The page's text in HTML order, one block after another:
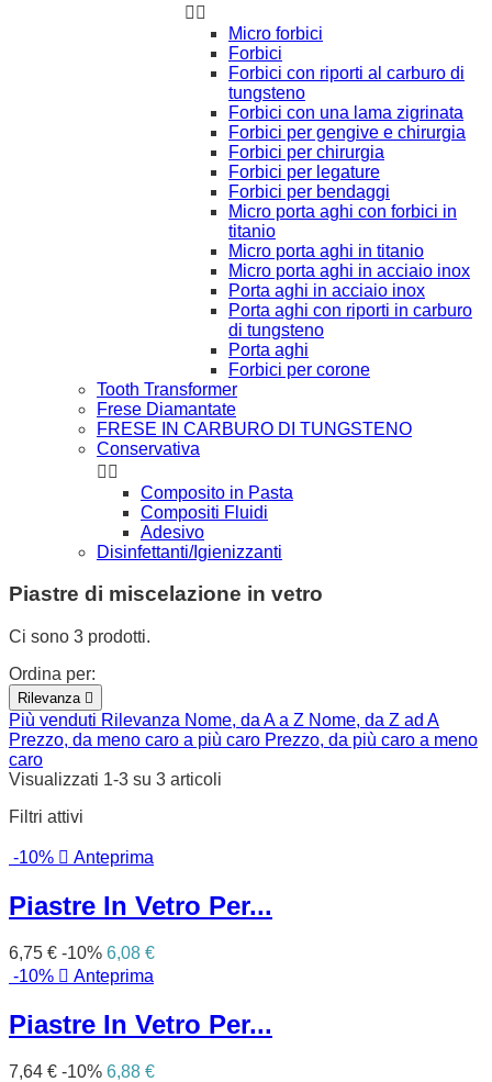
 
Micro forbici
Forbici
Forbici con riporti al carburo di
tungsteno
Forbici con una lama zigrinata
Forbici per gengive e chirurgia
Forbici per chirurgia
Forbici per legature
Forbici per bendaggi
Micro porta aghi con forbici in
titanio
Micro porta aghi in titanio
Micro porta aghi in acciaio inox
Porta aghi in acciaio inox
Porta aghi con riporti in carburo
di tungsteno
Porta aghi
Forbici per corone
Tooth Transformer
Frese Diamantate
FRESE IN CARBURO DI TUNGSTENO
Conservativa
 
Composito in Pasta
Compositi Fluidi
Adesivo
Disinfettanti/Igienizzanti
Piastre di miscelazione in vetro
Ci sono 3 prodotti.
Ordina per:
Rilevanza 
Più venduti Rilevanza Nome, da A a Z Nome, da Z ad A
Prezzo, da meno caro a più caro Prezzo, da più caro a meno
caro
Visualizzati 1-3 su 3 articoli
Filtri attivi
-10%  Anteprima
Piastre In Vetro Per...
6,75 € -10% 6,08 €
-10%  Anteprima
Piastre In Vetro Per...
7,64 € -10% 6,88 €